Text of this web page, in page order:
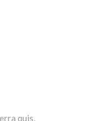
quis,